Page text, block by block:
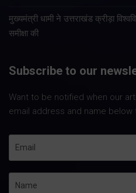
मुख्यमंत्री धामी ने उत्तराखंड क्रीड़ा
समीक्षा की
Subscribe to our
Want to be notified when our
email address and name